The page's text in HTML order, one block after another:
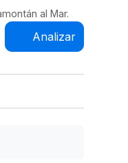
al Mar.
Analizar